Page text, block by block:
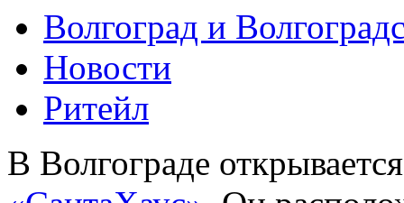
Волгоград и
Новости
Ритейл
В Волгограде